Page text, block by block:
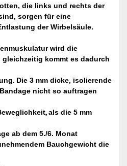
die links und rechts der
sorgen für eine
der Wirbelsäule.
wird die
kommt es dadurch
Die 3 mm dicke, isolierende
nicht so auftragen
,als die 5 mm
ab dem 5./6. Monat
Bauchgewicht die